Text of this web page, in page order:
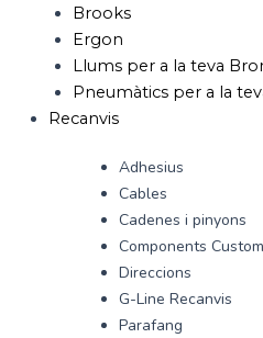
Brooks
Ergon
Llums per a la teva
Pneumàtics per a la
Recanvis
Adhesius
Cables
Cadenes i pinyons
Components Custom
Direccions
G-Line Recanvis
Parafang